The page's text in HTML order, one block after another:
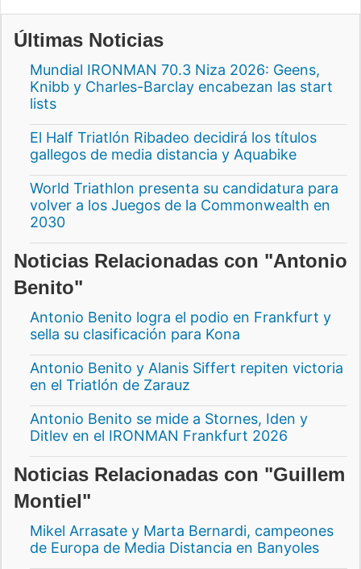
Últimas Noticias
Mundial IRONMAN 70.3 Niza 2026: Geens,
Knibb y Charles-Barclay encabezan las start
lists
El Half Triatlón Ribadeo decidirá los títulos
gallegos de media distancia y Aquabike
World Triathlon presenta su candidatura para
volver a los Juegos de la Commonwealth en
2030
Noticias Relacionadas con "Antonio
Benito"
Antonio Benito logra el podio en Frankfurt y
sella su clasificación para Kona
Antonio Benito y Alanis Siffert repiten victoria
en el Triatlón de Zarauz
Antonio Benito se mide a Stornes, Iden y
Ditlev en el IRONMAN Frankfurt 2026
Noticias Relacionadas con "Guillem
Montiel"
Mikel Arrasate y Marta Bernardi, campeones
de Europa de Media Distancia en Banyoles